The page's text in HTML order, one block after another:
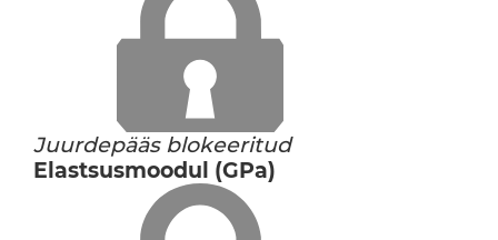
Juurdepääs blokeeritud
Elastsusmoodul (GPa)